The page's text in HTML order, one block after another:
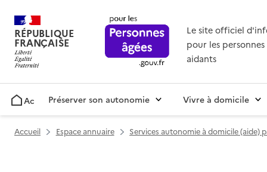
RÉPUBLIQUE
FRANÇAISE
Le site officiel
pour les personnes
aidants
AccueilPréserver son autonomie Vivre à domicile
Accueil Espace annuaire Services autonomie à domicile (aide)